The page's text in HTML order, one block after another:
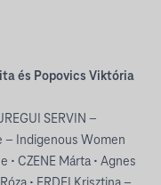
és Popovics Viktória
SERVIN –
– Indigenous Women
• CZENE Márta • Agnes